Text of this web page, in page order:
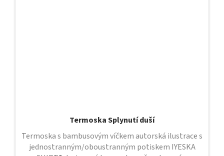
Termoska Splynutí duší
Termoska s bambusovým víčkem autorská ilustrace s
jednostranným/oboustranným potiskem IYESKA